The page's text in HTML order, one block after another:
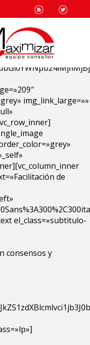
sombra pad_col_text»]
img_link_large=»»
de
el_class=»subtitulo-
consensos y